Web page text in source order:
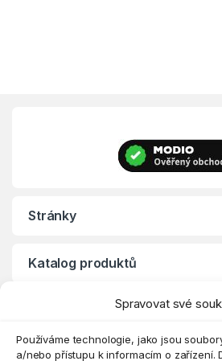
Spravovat své
Používáme technologie, jako jsou
a/nebo přístupu k informacím o zařízení.
Stránky
Katalog produktů